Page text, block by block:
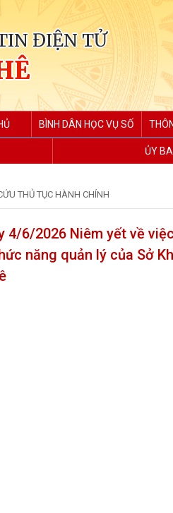
ĐIỆN TỬ
BÌNH DÂN HỌC VỤ SỐ
ỦY
THỦ TỤC HÀNH CHÍNH
4/6/2026 Niêm yết về
năng quản lý của Sở